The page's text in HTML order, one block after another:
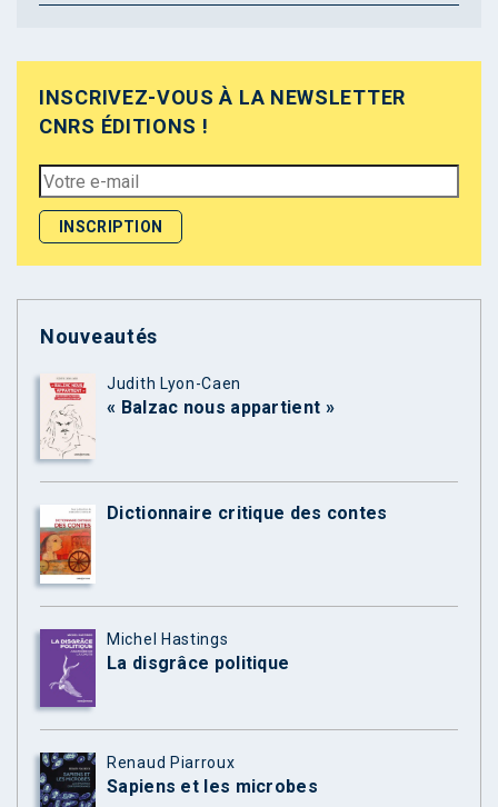
INSCRIVEZ-VOUS À LA NEWSLETTER
CNRS ÉDITIONS !
Nouveautés
Judith Lyon-Caen
« Balzac nous appartient »
Dictionnaire critique des contes
Michel Hastings
La disgrâce politique
Renaud Piarroux
Sapiens et les microbes